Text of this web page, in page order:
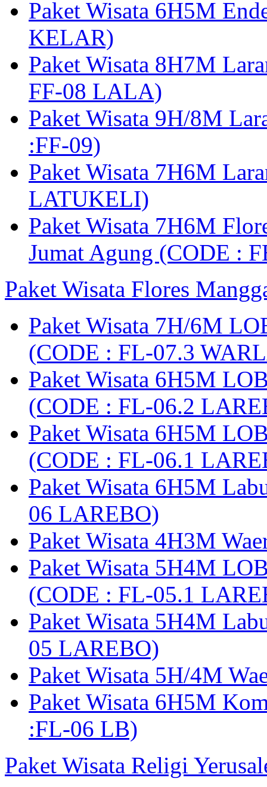
Paket Wisata 6H5M
KELAR)
Paket Wisata 8H7M
FF-08 LALA)
Paket Wisata 9H/8M
:FF-09)
Paket Wisata 7H6M
LATUKELI)
Paket Wisata 7H6M
Jumat Agung (CODE :
Paket Wisata Flores
Paket Wisata 7H/6M
(CODE : FL-07.3
Paket Wisata 6H5M
(CODE : FL-06.2
Paket Wisata 6H5M
(CODE : FL-06.1
Paket Wisata 6H5M
06 LAREBO)
Paket Wisata 4H3M
Paket Wisata 5H4M
(CODE : FL-05.1
Paket Wisata 5H4M
05 LAREBO)
Paket Wisata 5H/4M
Paket Wisata 6H5M
:FL-06 LB)
Paket Wisata Religi